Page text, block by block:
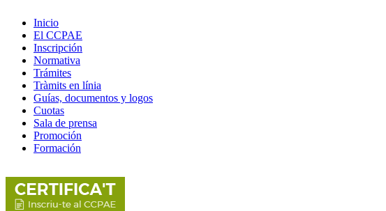
Inicio
El CCPAE
Inscripción
Normativa
Trámites
Tràmits en línia
Guías, documentos y logos
Cuotas
Sala de prensa
Promoción
Formación